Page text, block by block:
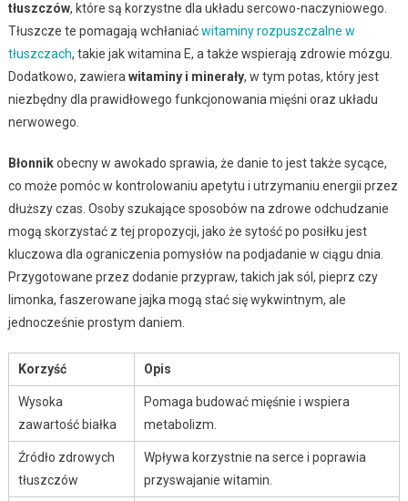
tłuszczów, które są korzystne dla układu sercowo-naczyniowego.
Tłuszcze te pomagają wchłaniaćwitaminy rozpuszczalne w
tłuszczach, takie jak witamina E, a także wspierają zdrowie mózgu.
Dodatkowo, zawiera witaminy i minerały, w tym potas, który jest
niezbędny dla prawidłowego funkcjonowania mięśni oraz układu
nerwowego.
Błonnikobecny w awokado sprawia, że danie to jest także sycące,
co może pomóc w kontrolowaniu apetytu i utrzymaniu energii przez
dłuższy czas. Osoby szukające sposobów na zdrowe odchudzanie
mogą skorzystać z tej propozycji, jako że sytość po posiłku jest
kluczowa dla ograniczenia pomysłów na podjadanie w ciągu dnia.
Przygotowane przez dodanie przypraw, takich jak sól, pieprz czy
limonka, faszerowane jajka mogą stać się wykwintnym, ale
jednocześnie prostym daniem.
Korzyść Opis
Wysoka
zawartość białka
Pomaga budować mięśnie i wspiera
metabolizm.
Źródło zdrowych
tłuszczów
Wpływa korzystnie na serce i poprawia
przyswajanie witamin.